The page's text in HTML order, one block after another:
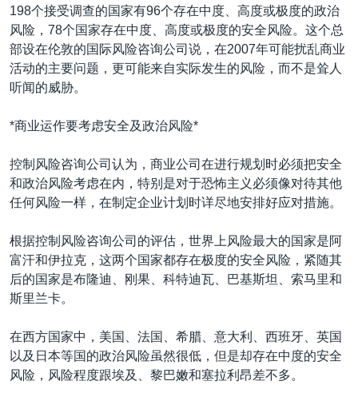
检
索
美洲
全球议题
劳工
环境
美中关系
美国建国250周年
埃博拉疫情
台海两岸关系
南中国海争端
关注新疆
GEN Z 看美国
中文广播
关注我们
其他语言网站
198个接受调查的国家有96个存在中度、高度或极度的政治
风险，78个国家存在中度、高度或极度的安全风险。这个总
部设在伦敦的国际风险咨询公司说，在2007年可能扰乱商业
活动的主要问题，更可能来自实际发生的风险，而不是耸人
听闻的威胁。
*商业运作要考虑安全及政治风险*
控制风险咨询公司认为，商业公司在进行规划时必须把安全
和政治风险考虑在内，特别是对于恐怖主义必须像对待其他
任何风险一样，在制定企业计划时详尽地安排好应对措施。
根据控制风险咨询公司的评估，世界上风险最大的国家是阿
富汗和伊拉克，这两个国家都存在极度的安全风险，紧随其
后的国家是布隆迪、刚果、科特迪瓦、巴基斯坦、索马里和
斯里兰卡。
在西方国家中，美国、法国、希腊、意大利、西班牙、英国
以及日本等国的政治风险虽然很低，但是却存在中度的安全
风险，风险程度跟埃及、黎巴嫩和塞拉利昂差不多。